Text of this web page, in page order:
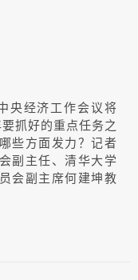
央经济工作会议将
抓好的重点任务之
些方面发力？记者
副主任、清华大学
会副主席何建坤教